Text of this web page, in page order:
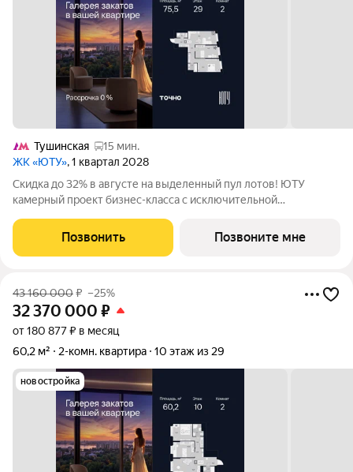
Тушинская
15 мин.
ЖК «ЮТУ», 1 квартал 2028
Скидка до 32% в августе на выделенный пул лотов! ЮТУ
камерный проект бизнес-класса с исключительной
благоустроенной набережной канала имени Москвы. Проект
создает идеальный баланс жизни в
Позвонить Позвоните мне
43 160 000₽ –25%
32 370 000 ₽
от 180 877 ₽ в месяц
60,2 м²
2-комн. квартира 10 этаж из 29
новостройка